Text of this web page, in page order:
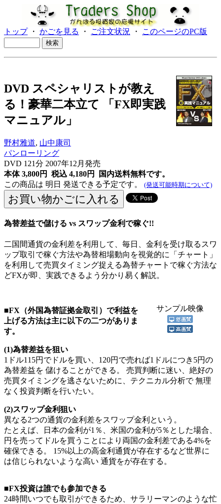
トップ・ かごを見る ・ ご注文状況 ・ このページのPC版
DVD スペシャリストが教え
る！豪華二本立て 「FX即実践
マニュアル」
野村雅道, 山中康司
パンローリング
DVD 121分 2007年12月発売
本体 3,800円 税込 4,180円
国内送料無料です。
この商品は 明日 発送できる予定です。 (発送可能時期について)
為替差益で儲ける vs スワップ金利で稼ぐ!!
二国間通貨の金利差を利用して、毎日、金利を受け取るスワ
ップ取引で稼ぐ方法や為替相場動向を視覚的に「チャート」
を利用して売買タイミング捉える為替チャートで稼ぐ方法な
どFXが即、実践できるよう分かり易く解説。
サンプル映像
■FX（外国為替証拠金取引）で利益を
上げる方法は主に以下の二つがありま
す。
(1)為替差益を狙い
1ドル115円でドルを買い、120円で売れば1ドルにつき5円の
為替差益を 儲けることができる。 売買判断に迷い、絶好の
売買タイミングを逃さないために、テクニカル分析で 無理
なく投資判断を行いたい。
(2)スワップ金利狙い
異なる2つの通貨の金利差をスワップ金利という。
たとえば、日本の金利が1％、米国の金利が5％とした場合、
円を売ってドルを買うことにより両国の金利差である4%を
確保できる。 15%以上の高金利通貨が存在するなど世界に
は信じられないような高い 通貨をが存在する。
■FX投資は誰でも参加できる
24時間いつでも取引ができるため、サラリーマンのような忙